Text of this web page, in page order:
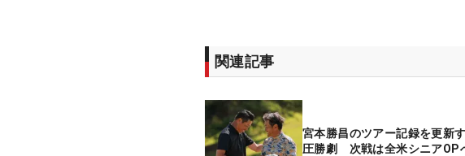
関連記事
宮本勝昌のツアー記録を更新
圧勝劇 次戦は全米シニアOP